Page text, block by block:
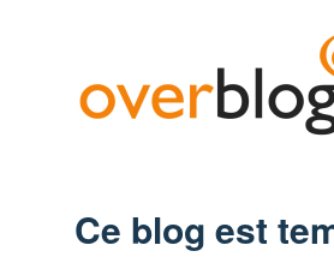
Ce blog est